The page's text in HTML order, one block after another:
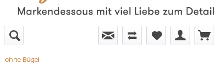
ohne Bügel